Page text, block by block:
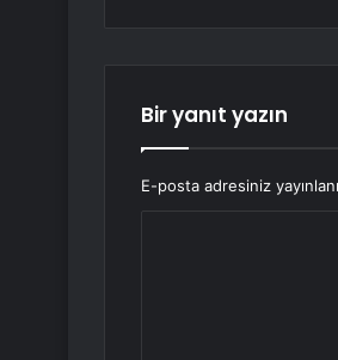
Bir yanıt yazın
E-posta adresiniz